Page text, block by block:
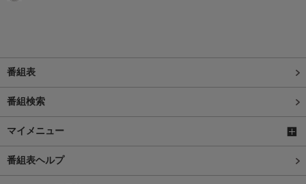
番組表
番組検索
マイメニュー
番組表ヘルプ